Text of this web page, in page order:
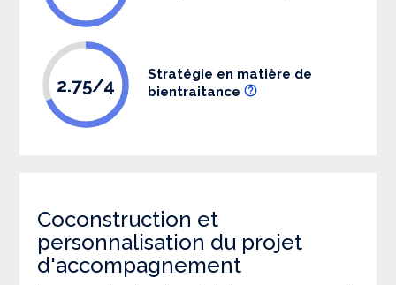
2.75/4
Stratégie en matière de
bientraitance
Coconstruction et
personnalisation du projet
d'accompagnement